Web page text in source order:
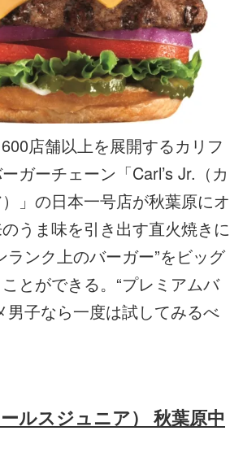
店舗以上を展開するカリフ
ガーチェーン「Carl’s Jr.（カ
」の日本一号店が秋葉原にオ
うま味を引き出す直火焼きに
ランク上のバーガー”をビッグ
とができる。“プレミアムバ
男子なら一度は試してみるべ
ルスジュニア） 秋葉原中